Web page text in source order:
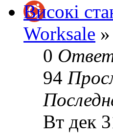
Високі
Worksale
0
94
Вт дек